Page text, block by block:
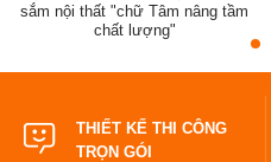
sắm nội thất "chữ Tâm nâng tầm
chất lượng"
THIẾT KẾ THI CÔNG
TRỌN GÓI